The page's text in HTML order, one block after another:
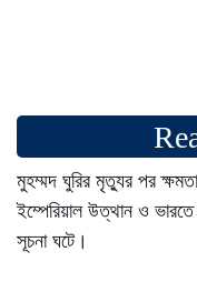
মুহম্মদ ঘুরির মৃত্যুর পর
ইম্পেরিয়াল উত্থান ও
সূচনা ঘটে।